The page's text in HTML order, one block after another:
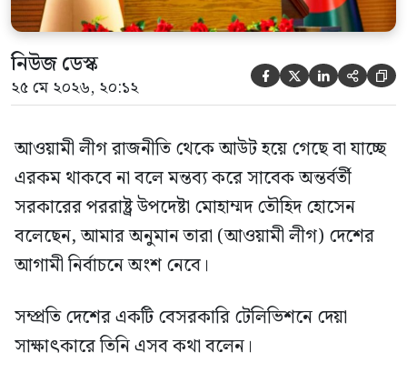
নিউজ ডেস্ক
২৫ মে ২০২৬, ২০:১২     
আওয়ামী লীগ রাজনীতি থেকে আউট হয়ে গেছে বা যাচ্ছে
এরকম থাকবে না বলে মন্তব্য করে সাবেক অন্তর্বর্তী
সরকারের পররাষ্ট্র উপদেষ্টা মোহাম্মদ তৌহিদ হোসেন
বলেছেন, আমার অনুমান তারা (আওয়ামী লীগ) দেশের
আগামী নির্বাচনে অংশ নেবে।
সম্প্রতি দেশের একটি বেসরকারি টেলিভিশনে দেয়া
সাক্ষাৎকারে তিনি এসব কথা বলেন।